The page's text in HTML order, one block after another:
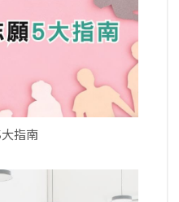
大指南